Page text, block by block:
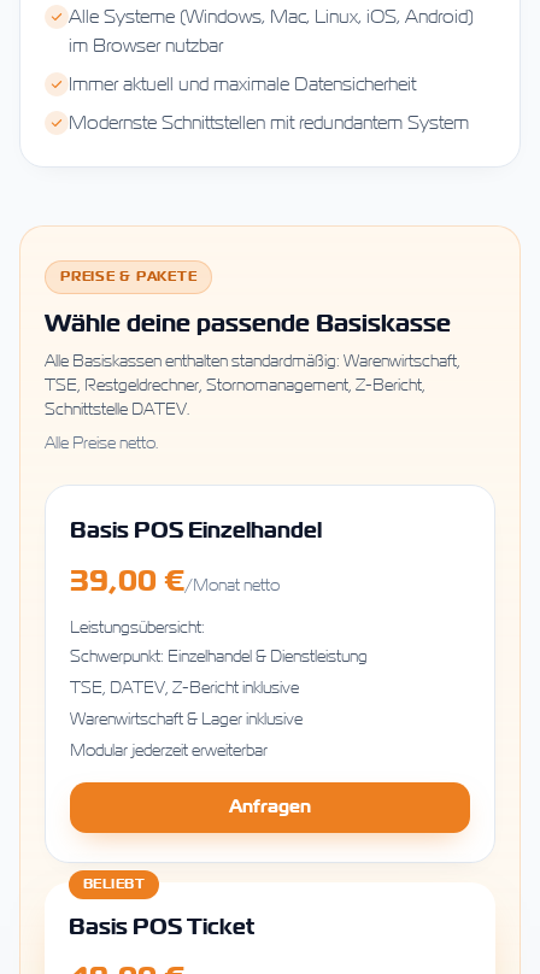
Alle Systeme (Windows, Mac, Linux, iOS, Android)
im Browser nutzbar
Immer aktuell und maximale Datensicherheit
Modernste Schnittstellen mit redundantem System
PREISE & PAKETE
Wähle deine passende Basiskasse
Alle Basiskassen enthalten standardmäßig: Warenwirtschaft,
TSE, Restgeldrechner, Stornomanagement, Z-Bericht,
Schnittstelle DATEV.
Alle Preise netto.
Basis POS Einzelhandel
39,00 €/Monat netto
Leistungsübersicht:
Schwerpunkt: Einzelhandel & Dienstleistung
TSE, DATEV, Z-Bericht inklusive
Warenwirtschaft & Lager inklusive
Modular jederzeit erweiterbar
Anfragen
BELIEBT
Basis POS Ticket